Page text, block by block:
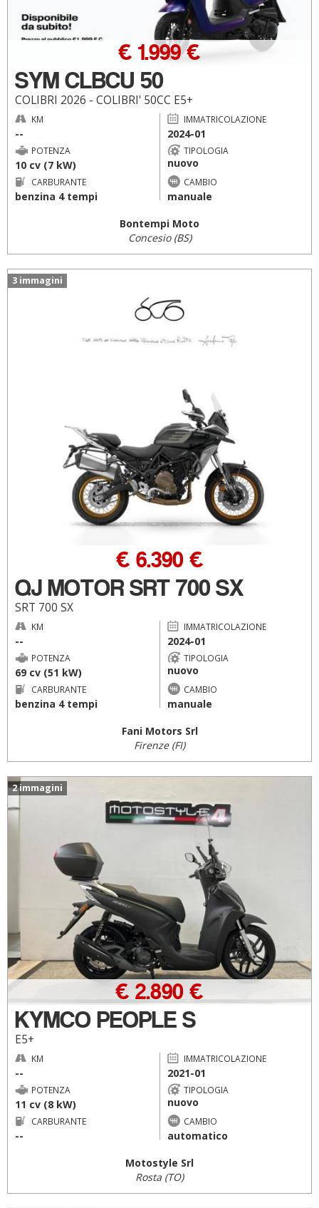
SYM CLBCU 50
COLIBRI 2026 - COLIBRI' 50CC E5+
€ 1.999 €
KM
--
IMMATRICOLAZIONE
2024-01
POTENZA
10 cv (7 kW)
TIPOLOGIA
nuovo
CARBURANTE
benzina 4 tempi
CAMBIO
manuale
Bontempi Moto
Concesio (BS)
3 immagini
QJ MOTOR SRT 700 SX
SRT 700 SX
€ 6.390 €
KM
--
IMMATRICOLAZIONE
2024-01
POTENZA
69 cv (51 kW)
TIPOLOGIA
nuovo
CARBURANTE
benzina 4 tempi
CAMBIO
manuale
Fani Motors Srl
Firenze (FI)
2 immagini
KYMCO PEOPLE S
E5+
€ 2.890 €
KM
--
IMMATRICOLAZIONE
2021-01
POTENZA
11 cv (8 kW)
TIPOLOGIA
nuovo
CARBURANTE
--
CAMBIO
automatico
Motostyle Srl
Rosta (TO)